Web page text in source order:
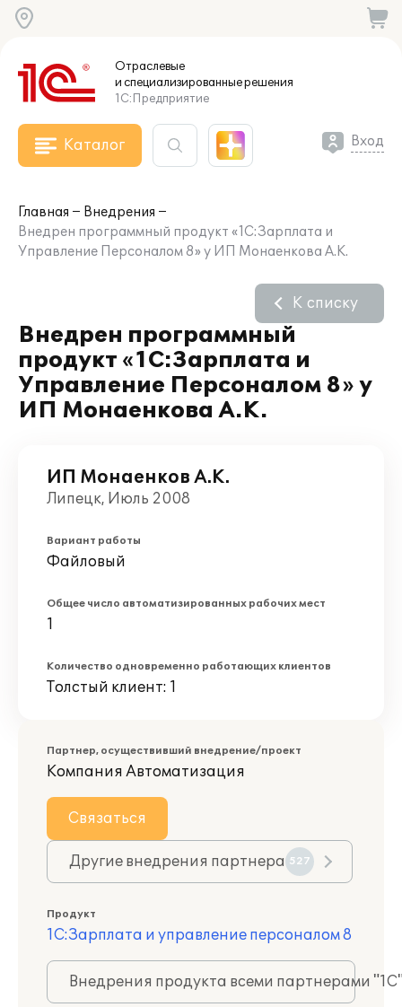
Отраслевые
и специализированныерешения
1С:Предприятие
Каталог Вход
Главная
Внедрения
Внедрен программный продукт «1С:Зарплата и
Управление Персоналом 8» у ИП Монаенкова А.К.
Внедрен программный
продукт «1С:Зарплата и
Управление Персоналом 8» у
ИП Монаенкова А.К.
К списку
ИП Монаенков А.К.
Липецк, Июль 2008
Вариант работы
Файловый
Общее число автоматизированных рабочих мест
1
Количество одновременно работающих клиентов
Толстый клиент: 1
Партнер, осуществивший внедрение/проект
Компания Автоматизация
Связаться
Другие внедрения партнера 527
Продукт
1С:Зарплата и управление персоналом 8
Внедрения продукта всеми партнерами